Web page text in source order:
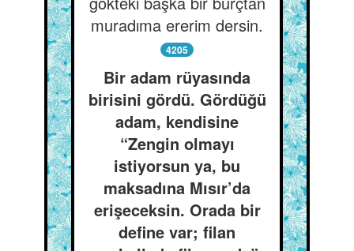
muradıma ererim dersin.
4205
Bir adam rüyasında
birisini gördü. Gördüğü
adam, kendisine
“Zengin olmayı
istiyorsun ya, bu
maksadına Mısır’da
erişeceksin. Orada bir
define var; filan